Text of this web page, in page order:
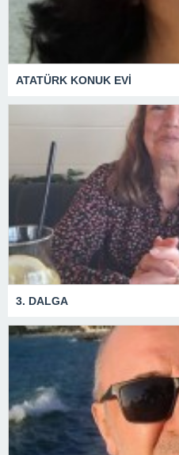
ATATÜRK KONUK EVİ
3. DALGA